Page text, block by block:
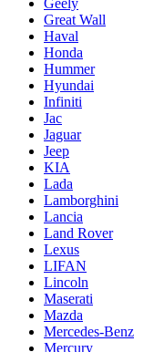
Great Wall
Haval
Honda
Hummer
Hyundai
Infiniti
Jac
Jaguar
Jeep
KIA
Lada
Lamborghini
Lancia
Land Rover
Lexus
LIFAN
Lincoln
Maserati
Mazda
Mercedes-Benz
Mercury